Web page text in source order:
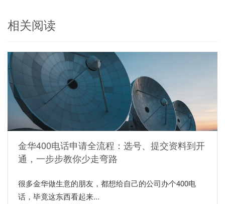
相关阅读
金华400电话申请全流程：选号、提交资料到开
通，一步步教你少走弯路
很多金华做生意的朋友，都想给自己的公司办个400电
话，毕竟这东西看起来...